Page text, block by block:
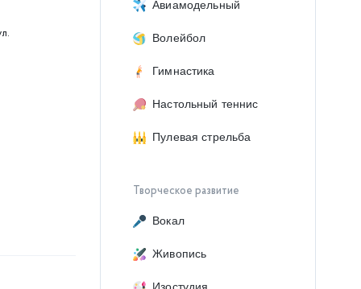
Авиамодельный
Волейбол
Гимнастика
Настольный теннис
Пулевая стрельба
Творческое развитие
Вокал
Живопись